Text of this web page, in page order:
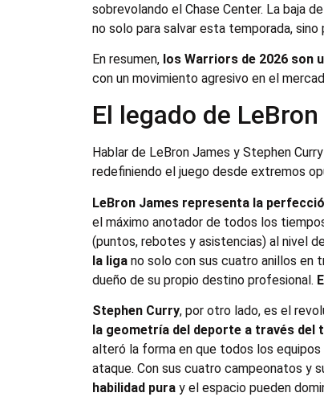
sobrevolando el Chase Center. La baja
no solo para salvar esta temporada, sino
En resumen, los Warriors de 2026 son
con un movimiento agresivo en el
El legado de
Hablar de LeBron James y Stephen
redefiniendo el juego desde extremos
LeBron James representa la
el máximo anotador de todos los
(puntos, rebotes y asistencias) al nivel
la liga no solo con sus cuatro anillos en
dueño de su propio destino profesional.
Stephen Curry, por otro lado, es el
la geometría del deporte a través del
alteró la forma en que todos los
ataque. Con sus cuatro campeonatos y
habilidad pura y el espacio pueden